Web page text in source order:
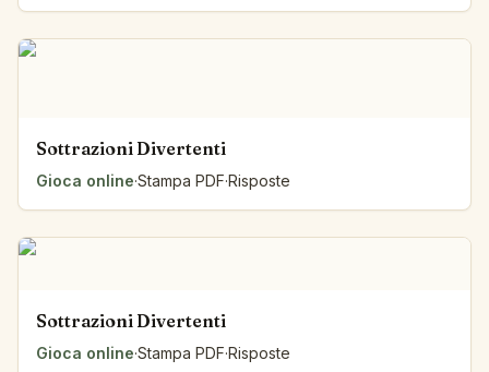
Sottrazioni Divertenti
Gioca online·Stampa PDF·Risposte
Sottrazioni Divertenti
Gioca online·Stampa PDF·Risposte